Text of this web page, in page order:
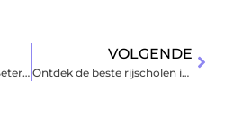
Vind de Weg naar Een Betere Relatie met Relatietherapie in Weert
VOLGENDE
Ontdek de beste rijscholen in Hellevoetsluis voor jouw rijlessen